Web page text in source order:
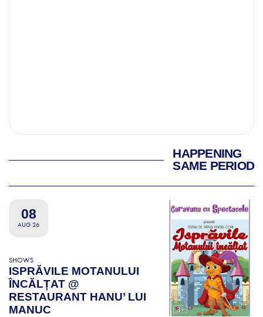
HAPPENING
SAME PERIOD
08
AUG 26
SHOWS
ISPRĂVILE MOTANULUI
ÎNCĂLȚAT @
RESTAURANT HANU’ LUI
MANUC